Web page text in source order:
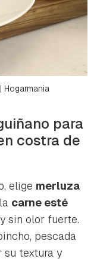
| Hogarmania
para
costra de
elige merluza
carne esté
sin olor fuerte.
pescada
su textura y